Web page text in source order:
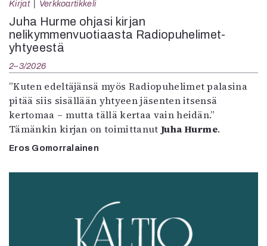
Kirjat Verkkoartikkeli
Juha Hurme ohjasi kirjan
nelikymmenvuotiaasta Radiopuhelimet-
yhtyeestä
2–3/2026
”Kuten edeltäjänsä myös Radiopuhelimet palasina
pitää siis sisällään yhtyeen jäsenten itsensä
kertomaa – mutta tällä kertaa vain heidän.”
Tämänkin kirjan on toimittanut Juha Hurme.
Eros Gomorralainen